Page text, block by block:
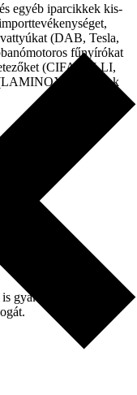
egyéb iparcikkek kis-
(DAB, Tesla,
fűnyírókat
(CIFARELLI,
szállítunk
gyakorolhatja a